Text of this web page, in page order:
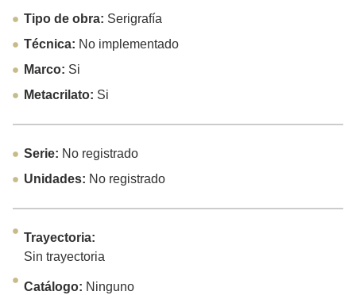
Tipo de obra: Serigrafía
Técnica: No implementado
Marco: Si
Metacrilato: Si
Serie: No registrado
Unidades: No registrado
Trayectoria:
Sin trayectoria
Catálogo: Ninguno